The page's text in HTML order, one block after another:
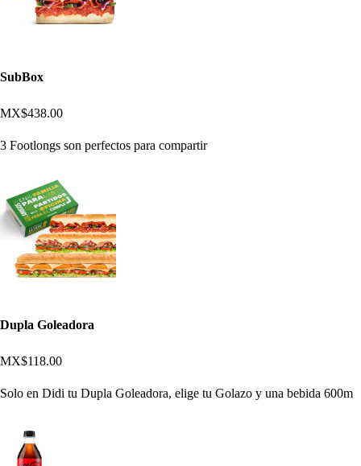
SubBox
MX$438.00
3 Footlongs son perfectos para compartir
Dupla Goleadora
MX$118.00
Solo en Didi tu Dupla Goleadora, elige tu Golazo y una bebida 600m